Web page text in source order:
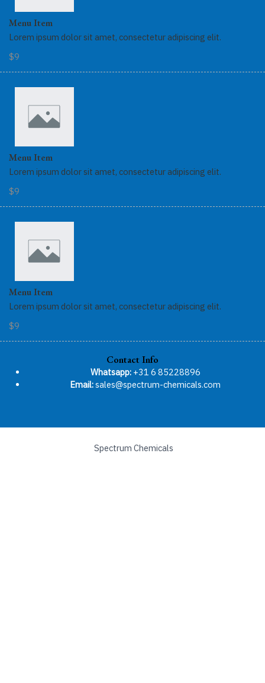
Menu Item
Lorem ipsum dolor sit amet, consectetur adipiscing elit.
$9
Menu Item
Lorem ipsum dolor sit amet, consectetur adipiscing elit.
$9
Menu Item
Lorem ipsum dolor sit amet, consectetur adipiscing elit.
$9
Contact Info
Whatsapp:+31 6 85228896
Email:sales@spectrum-chemicals.com
Spectrum Chemicals